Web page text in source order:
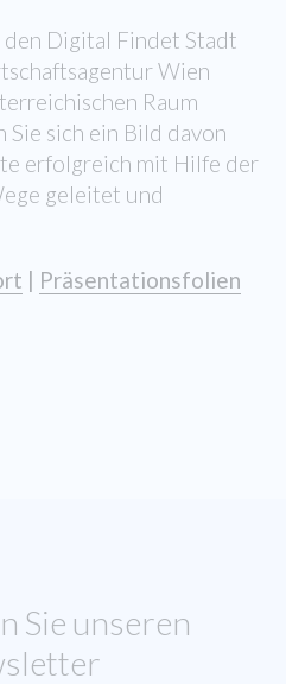
den Digital Findet Stadt
Wien
Raum
sich ein Bild davon
erfolgreich mit Hilfe der
geleitet und
| Präsentationsfolien
Sie unseren